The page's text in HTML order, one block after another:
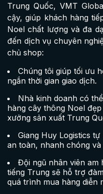
Trung Quốc, VMT
cậy, giúp khách hàng
Noel chất lượng và đa
đến dịch vụ chuyên
chủ shop:
Chúng tôi giúp tối ưu
ngắn thời gian giao dịch.
Nhà kinh doanh có
hàng cây thông Noel
xưởng sản xuất Trung
Giang Huy Logistics
an toàn, nhanh chóng và
Đội ngũ nhân viên am
tiếng Trung sẽ hỗ trợ
quá trình mua hàng diễn